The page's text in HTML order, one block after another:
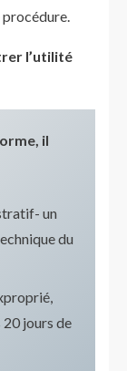
l’utilité
il
un
du
20 jours de